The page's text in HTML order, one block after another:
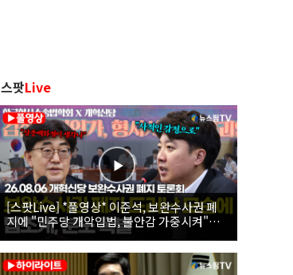
스팟Live
[스팟Live] *풀영상* 이준석, 보완수사권 폐
지에 "민주당 개악입법, 불안감 가중시켜"｜
26.08.06 개혁신당 보완수사권 폐지 토론회